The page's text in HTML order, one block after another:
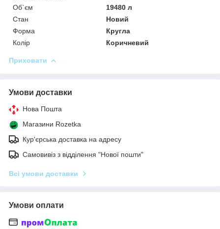
Об`єм
19480 л
Стан
Новий
Форма
Кругла
Колір
Коричневий
Приховати
Умови доставки
Нова Пошта
Магазини Rozetka
Кур'єрська доставка на адресу
Самовивіз з відділення "Нової пошти"
Всі умови доставки
Умови оплати